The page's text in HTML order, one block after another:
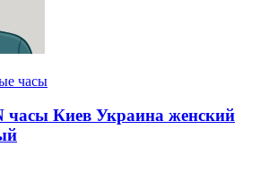
часы
Киев Украина женский